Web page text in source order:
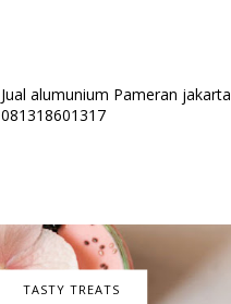
Jual alumunium Pameran jakarta
081318601317
TASTY TREATS